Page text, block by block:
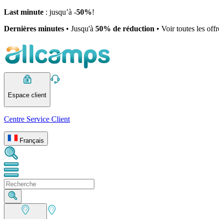
Last minute : jusqu’à -50%!
Dernières minutes • Jusqu'à 50% de réduction • Voir toutes les
Espace client
Centre Service Client
Français